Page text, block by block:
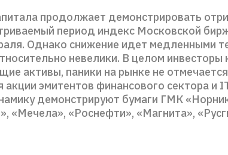
продолжает демонстрировать
период индекс Московской
Однако снижение идет медленными
невелики. В целом инвесторы
активы, паники на рынке не
акции эмитентов финансового сектора и
демонстрируют бумаги ГМК
«Мечела», «Роснефти», «Магнита»,